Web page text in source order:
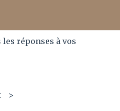
les réponses à vos